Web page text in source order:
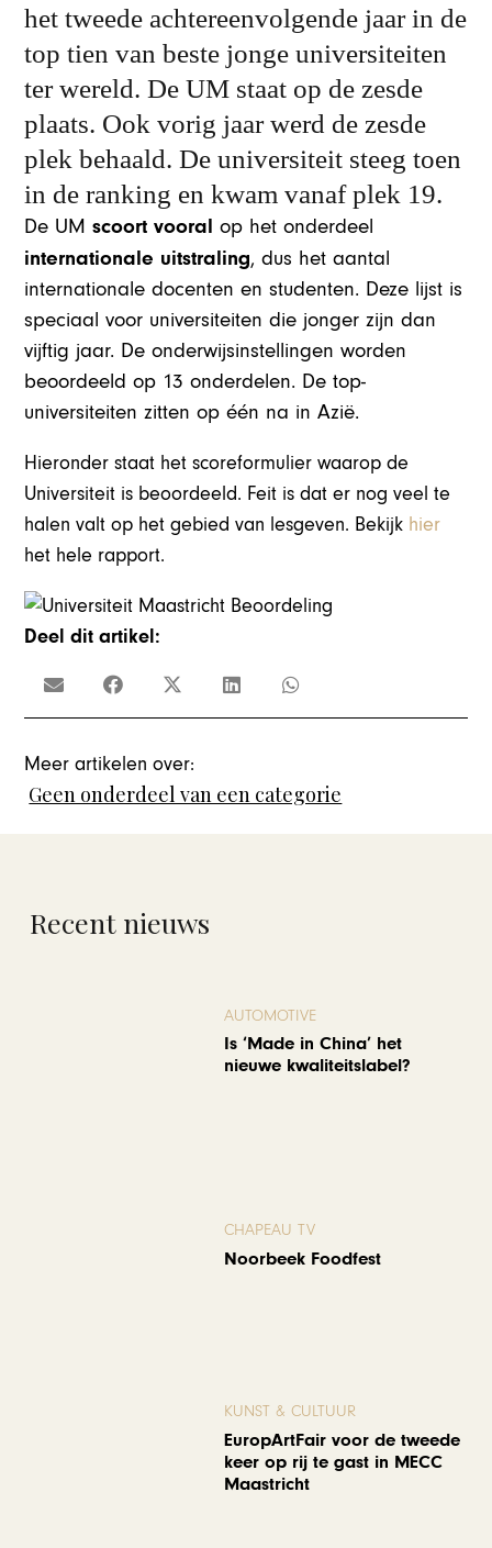
het tweede achtereenvolgende jaar in de
top tien van beste jonge universiteiten
ter wereld. De UM staat op de zesde
plaats. Ook vorig jaar werd de zesde
plek behaald. De universiteit steeg toen
in de ranking en kwam vanaf plek 19.
De UMscoort vooral op het onderdeel
internationale uitstraling, dus het aantal
internationale docenten en studenten. Deze lijst is
speciaal voor universiteiten die jonger zijn dan
vijftig jaar. De onderwijsinstellingen worden
beoordeeld op 13 onderdelen. De top-
universiteiten zitten op één na in Azië.
Hieronder staat het scoreformulier waarop de
Universiteit is beoordeeld. Feit is dat er nog veel te
halen valt op het gebied van lesgeven. Bekijk hier
het hele rapport.
Deel dit artikel:
Meer artikelen over:
Geen onderdeel van een categorie
Recent nieuws
AUTOMOTIVE
Is ‘Made in China’ het
nieuwe kwaliteitslabel?
CHAPEAU TV
Noorbeek Foodfest
KUNST & CULTUUR
EuropArtFair voor de tweede
keer op rij te gast in MECC
Maastricht